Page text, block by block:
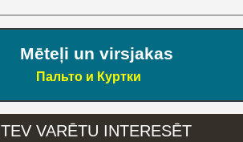
Mēteļi un virsjakas
Пальто и Куртки
TEV VARĒTU INTERESĒT